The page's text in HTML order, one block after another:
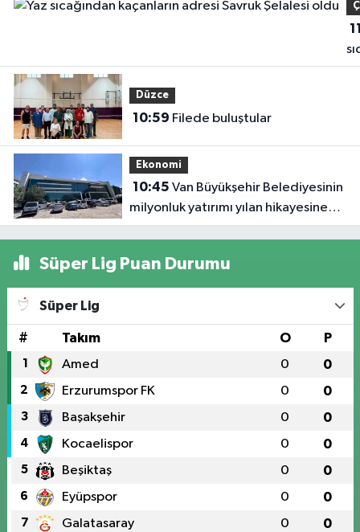
Düzce
10:59 Filede buluştular
Ekonomi
10:45
milyonluk yatırımı yılan hikayesine
döndü
Süper Lig Puan Durumu
Süper Lig
# Takım O P
1 Amed 0 0
2 Erzurumspor FK 0 0
3 Başakşehir 0 0
4 Kocaelispor 0 0
5 Beşiktaş 0 0
6 Eyüpspor 0 0
7 Galatasaray 0 0